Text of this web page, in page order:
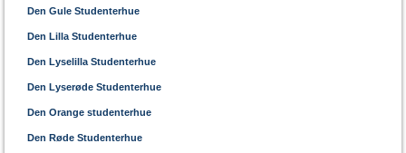
Den Gule Studenterhue
Den Lilla Studenterhue
Den Lyselilla Studenterhue
Den Lyserøde Studenterhue
Den Orange studenterhue
Den Røde Studenterhue